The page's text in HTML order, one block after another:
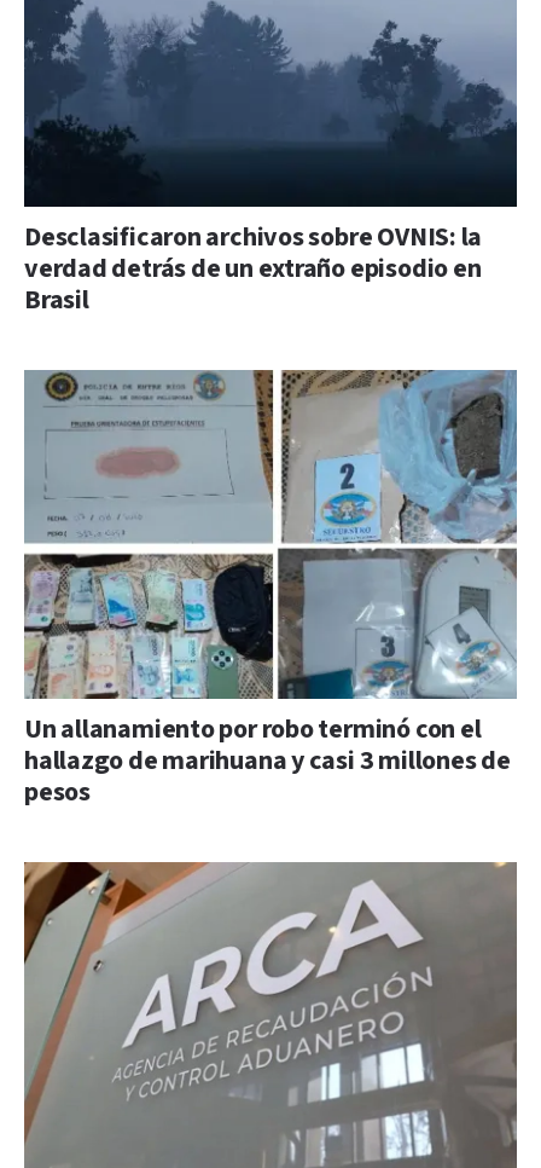
Desclasificaron archivos sobre OVNIS: la
verdad detrás de un extraño episodio en
Brasil
Un allanamiento por robo terminó con el
hallazgo de marihuana y casi 3 millones de
pesos